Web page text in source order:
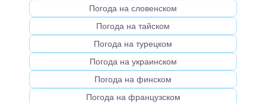
Погода на словенском
Погода на тайском
Погода на турецком
Погода на украинском
Погода на финском
Погода на французском